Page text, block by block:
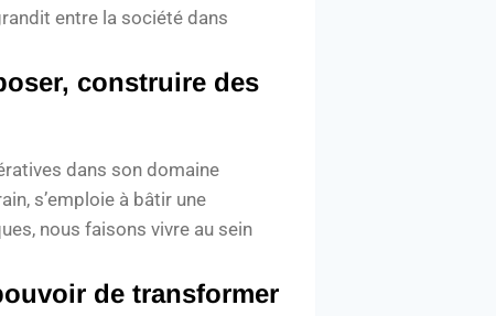
entre la société dans
construire des
dans son domaine
s’emploie à bâtir une
nous faisons vivre au sein
de transformer